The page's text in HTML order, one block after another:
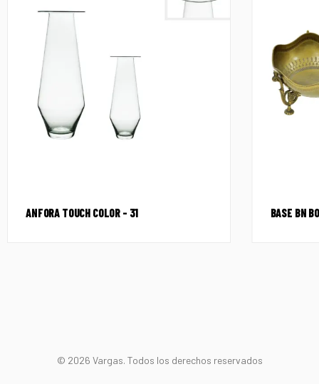
ANFORA TOUCH COLOR – 31 BASE BN
© 2026 Vargas. Todos los derechos reservados